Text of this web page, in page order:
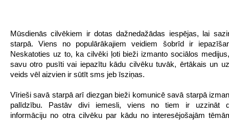
Mūsdienās cilvēkiem ir dotas dažnedažādas iespējas, lai
starpā. Viens no populārākajiem veidiem šobrīd ir
Neskatoties uz to, ka cilvēki ļoti bieži izmanto sociālos
savu otro pusīti vai iepazītu kādu cilvēku tuvāk, ērtākais un
veids vēl aizvien ir sūtīt sms jeb īsziņas.
Vīrieši savā starpā arī diezgan bieži komunicē savā starpā
palīdzību. Pastāv divi iemesli, viens no tiem ir uzzināt
informāciju no otra cilvēku par kādu no interesējošajām